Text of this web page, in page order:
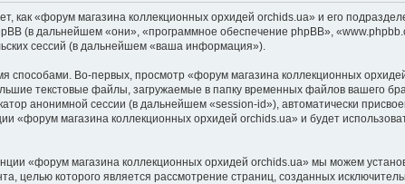
как «форум магазина коллекционных орхидей orchids.ua» и его
(в дальнейшем «они», «программное обеспечение phpBB»,
сессий (в дальнейшем «ваша информация»).
способами. Во-первых, просмотр «форум магазина коллекционных
текстовые файлы, загружаемые в папку временных файлов вашего
анонимной сессии (в дальнейшем «session-id»), автоматически
«форум магазина коллекционных орхидей orchids.ua» и будет
«форум магазина коллекционных орхидей orchids.ua» мы можем
целью которого является рассмотрение страниц, созданных